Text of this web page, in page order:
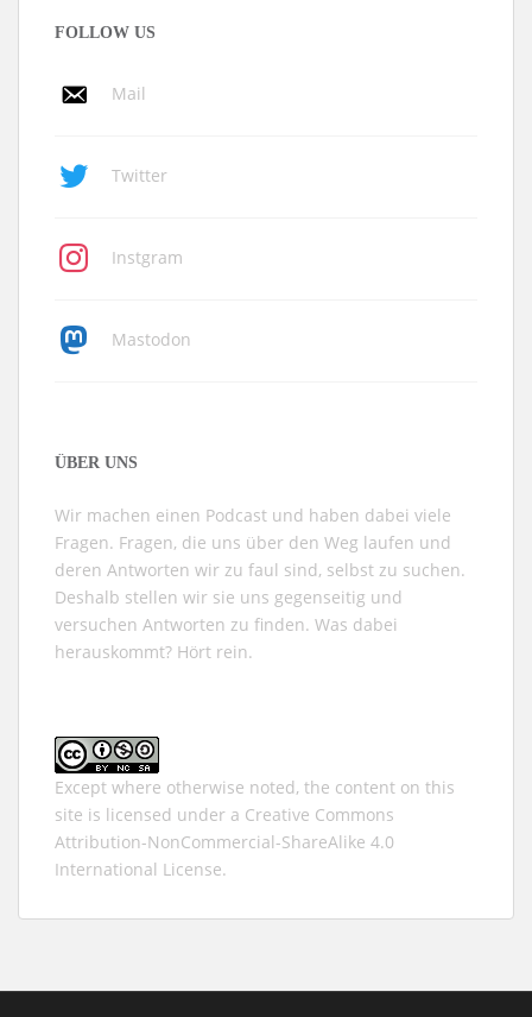
FOLLOW US
Mail
Twitter
Instgram
Mastodon
ÜBER UNS
Wir machen einen Podcast und haben dabei viele
Fragen. Fragen, die uns über den Weg laufen und
deren Antworten wir zu faul sind, selbst zu suchen.
Deshalb stellen wir sie uns gegenseitig und
versuchen Antworten zu finden. Was dabei
herauskommt? Hört rein.
Except where otherwise noted, the content on this
site is licensed under a Creative Commons
Attribution-NonCommercial-ShareAlike 4.0
International License.